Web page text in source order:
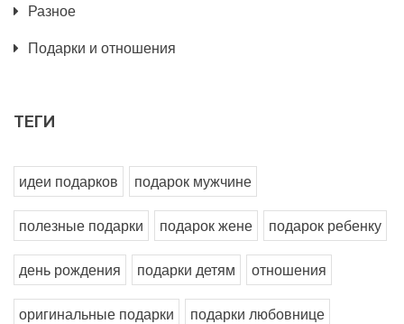
Разное
Подарки и отношения
ТЕГИ
идеи подарков подарок мужчине
полезные подарки подарок жене подарок ребенку
день рождения подарки детям отношения
оригинальные подарки подарки любовнице